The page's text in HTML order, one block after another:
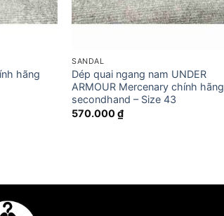
hãng
SANDAL
Dép quai ngang nam UNDER
ARMOUR Mercenary chính hãng
secondhand – Size 43
570.000₫